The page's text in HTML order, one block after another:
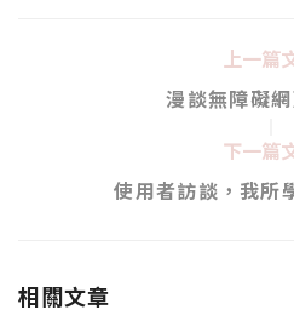
上一篇
漫談無障礙
下一篇
使用者訪談，我所
相關文章